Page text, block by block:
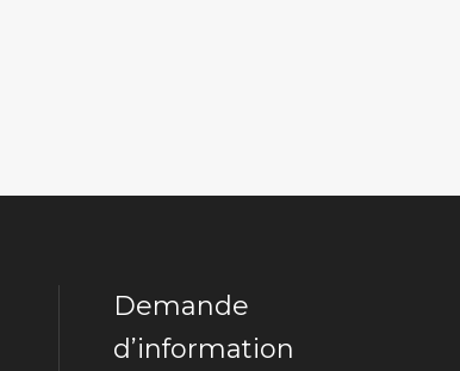
Demande
d’information